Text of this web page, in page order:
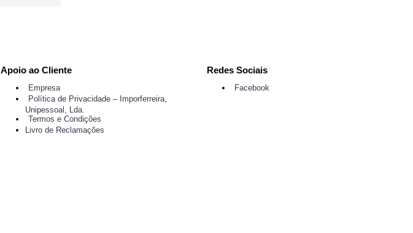
Apoio ao Cliente
Empresa
Política de Privacidade – Imporferreira,
Unipessoal, Lda.
Termos e Condições
Livro de Reclamações
Redes Sociais
Facebook